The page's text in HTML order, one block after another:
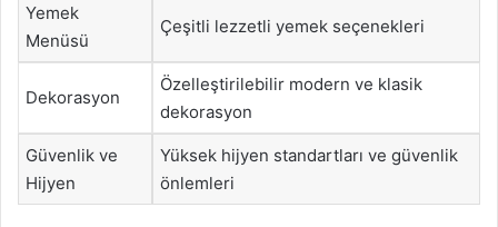
Yemek
Menüsü
Çeşitli lezzetli yemek seçenekleri
Dekorasyon
Özelleştirilebilir modern ve klasik
dekorasyon
Güvenlik ve
Hijyen
Yüksek hijyen standartları ve güvenlik
önlemleri